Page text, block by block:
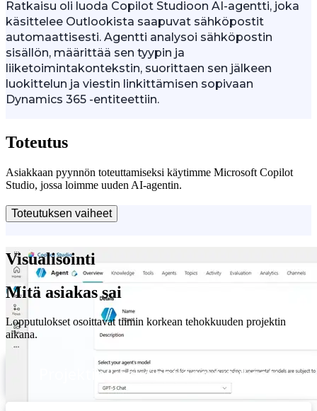
Ratkaisu oli luoda Copilot Studioon AI-agentti, joka
käsittelee Outlookista saapuvat sähköpostit
automaattisesti. Agentti analysoi sähköpostin
sisällön, määrittää sen tyypin ja
liiketoimintakontekstin, suorittaen sen jälkeen
luokittelun ja viestin linkittämisen sopivaan
Dynamics 365 -entiteettiin.
Toteutus
Asiakkaan pyynnön toteuttamiseksi käytimme Microsoft Copilot
Studio, jossa loimme uuden AI-agentin.
Toteutuksen vaiheet
Visualisointi
Mitä asiakas sai
Lopputulokset osoittavat tiimin korkean tehokkuuden projektin
aikana.
Projektin keskeiset saavutukset: